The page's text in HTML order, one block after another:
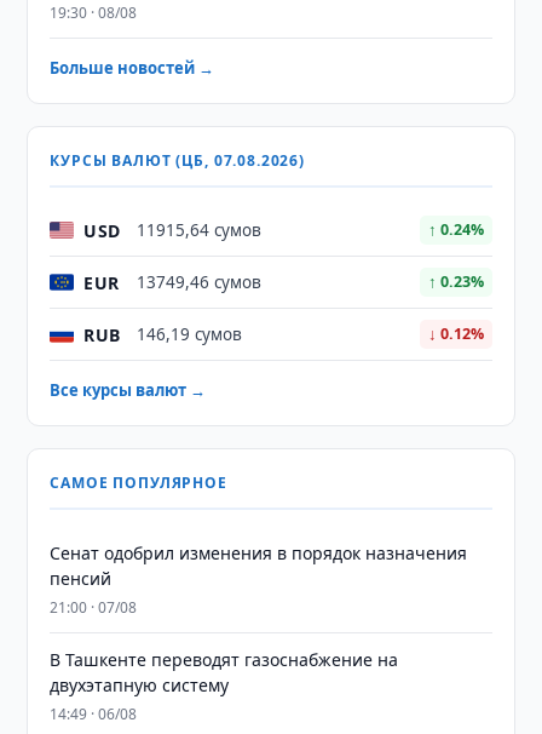
19:30 · 08/08
Больше новостей →
КУРСЫ ВАЛЮТ (ЦБ, 07.08.2026)
USD 11915,64 сумов ↑ 0.24%
EUR 13749,46 сумов ↑ 0.23%
RUB 146,19 сумов ↓ 0.12%
Все курсы валют →
САМОЕ ПОПУЛЯРНОЕ
Сенат одобрил изменения в порядок назначения
пенсий
21:00 · 07/08
В Ташкенте переводят газоснабжение на
двухэтапную систему
14:49 · 06/08